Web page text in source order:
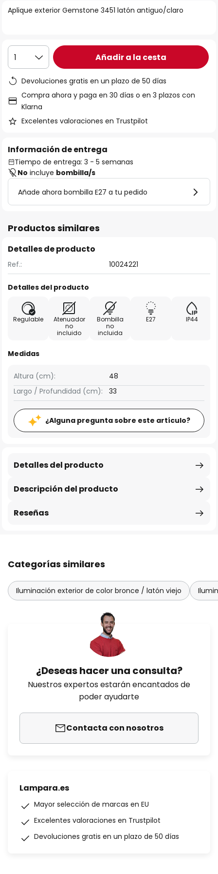
imágenes
Aplique exterior Gemstone 3451 latón antiguo/claro
1 Añadir a la cesta
Devoluciones gratis en un plazo de 50 días
Compra ahora y paga en 30 días o en 3 plazos con
Klarna
Excelentes valoraciones en Trustpilot
Información de entrega
Tiempo de entrega: 3 - 5 semanas
No incluye bombilla/s
Añade ahora bombilla E27 a tu pedido
Productos similares
Detalles de producto
Ref.: 10024221
Detalles del producto
Regulable
Atenuador
no
incluido
Bombilla
no
incluida
E27 IP44
Medidas
Altura (cm):
48
Largo / Profundidad (cm):
33
¿Alguna pregunta sobre este artículo?
Descripción del producto
Detalles del producto
Reseñas
Categorías similares
Iluminación exterior de color bronce / latón viejo
¿Deseas hacer una consulta?
Nuestros expertos estarán encantados de
poder ayudarte
Contacta con nosotros
Lampara.es
Mayor selección de marcas en EU
Excelentes valoraciones en Trustpilot
Devoluciones gratis en un plazo de 50 días